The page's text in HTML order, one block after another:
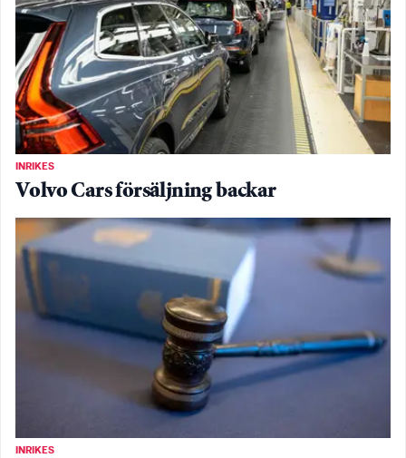
INRIKES
Volvo Cars försäljning backar
INRIKES